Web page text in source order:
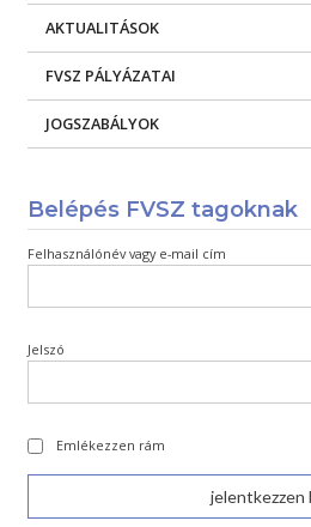
AKTUALITÁSOK
FVSZ PÁLYÁZATAI
JOGSZABÁLYOK
Belépés FVSZ tagoknak
Felhasználónév vagy e-mail cím
Jelszó
Emlékezzen rám